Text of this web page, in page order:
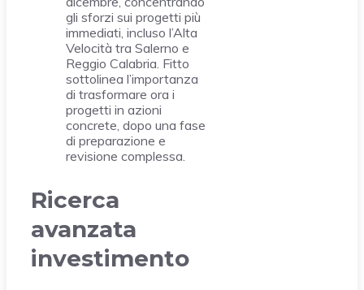
gli sforzi sui progetti più
immediati, incluso l’Alta
Velocità tra Salerno e
Reggio Calabria. Fitto
sottolinea l’importanza
di trasformare ora i
progetti in azioni
concrete, dopo una fase
di preparazione e
revisione complessa.
Ricerca
avanzata
investimento